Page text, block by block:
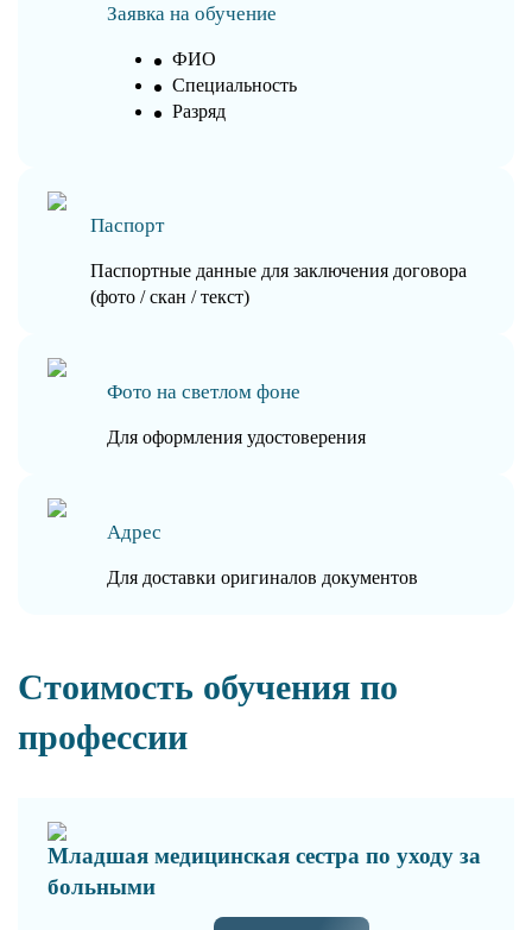
Заявка на обучение
ФИО
Специальность
Разряд
Паспорт
Паспортные данные для заключения договора
(фото / скан / текст)
Фото на светлом фоне
Для оформления удостоверения
Адрес
Для доставки оригиналов документов
Стоимость обучения по
профессии
Младшая медицинская сестра по уходу за
больными